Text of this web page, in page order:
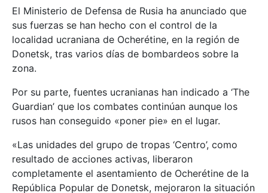
El Ministerio de Defensa de Rusia ha anunciado que
sus fuerzas se han hecho con el control de la
localidad ucraniana de Ocherétine, en la región de
Donetsk, tras varios días de bombardeos sobre la
zona.
Por su parte, fuentes ucranianas han indicado a ‘The
Guardian’ que los combates continúan aunque los
rusos han conseguido «poner pie» en el lugar.
«Las unidades del grupo de tropas ‘Centro’, como
resultado de acciones activas, liberaron
completamente el asentamiento de Ocherétine de la
República Popular de Donetsk, mejoraron la situación